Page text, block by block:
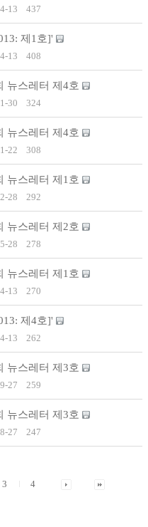
13 437
제1호]'
13 408
뉴스레터 제4호
30 324
뉴스레터 제4호
22 308
뉴스레터 제1호
28 292
뉴스레터 제2호
28 278
뉴스레터 제1호
13 270
제4호]'
13 262
뉴스레터 제3호
27 259
뉴스레터 제3호
27 247
3 4